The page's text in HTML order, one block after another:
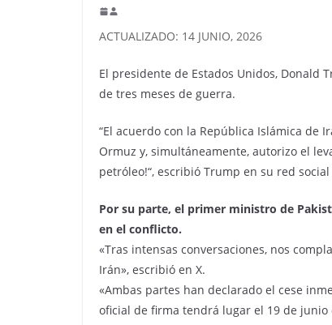
ACTUALIZADO: 14 JUNIO, 2026
El presidente de Estados Unidos, Donald
de tres meses de guerra.
“El acuerdo con la República Islámica de
Ormuz y, simultáneamente, autorizo ​​el
petróleo!“, escribió Trump en su red
Por su parte, el primer ministro de
en el conflicto.
«Tras intensas conversaciones, nos
Irán», escribió en X.
«Ambas partes han declarado el cese
oficial de firma tendrá lugar el 19 de junio